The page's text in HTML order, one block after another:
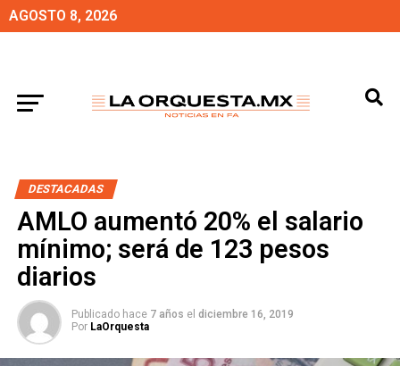
AGOSTO 8, 2026
DESTACADAS
AMLO aumentó 20% el salario
mínimo; será de 123 pesos
diarios
Publicado hace 7 años el diciembre 16, 2019
Por LaOrquesta